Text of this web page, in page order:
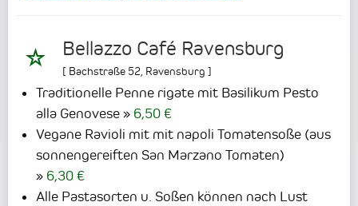
Bellazzo Café Ravensburg
[ Bachstraße 52 Ravensburg ]
Traditionelle Penne rigate mit Basilikum Pesto
alla Genovese
6,50 €
Vegane Ravioli mit mit napoli Tomatensoße (aus
sonnengereiften San Marzano Tomaten)
6,30 €
Alle Pastasorten u. Soßen können nach Lust